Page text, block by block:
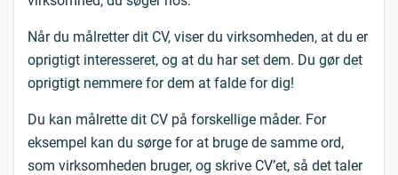
Når du målretter dit CV, viser du virksomheden, at du er
oprigtigt interesseret, og at du har set dem. Du gør det
oprigtigt nemmere for dem at falde for dig!
Du kan målrette dit CV på forskellige måder. For
eksempel kan du sørge for at bruge de samme ord,
som virksomheden bruger, og skrive CV’et, så det taler